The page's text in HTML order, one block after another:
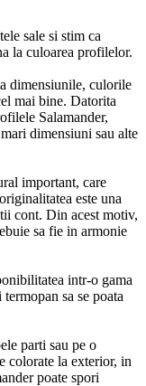
sale si stim ca
la culoarea profilelor.
dimensiunile, culorile
mai bine. Datorita
Salamander,
dimensiuni sau alte
important, care
este una
cont. Din acest motiv,
sa fie in armonie
intr-o gama
sa se poata
parti sau pe o
colorate la exterior, in
poate spori